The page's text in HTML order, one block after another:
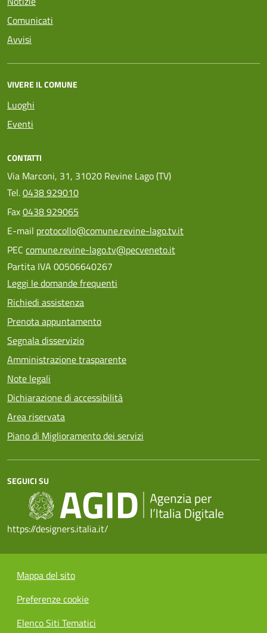
Comunicati
Avvisi
VIVERE IL COMUNE
Luoghi
Eventi
CONTATTI
Via Marconi, 31, 31020 Revine Lago (TV)
Tel.0438 929010
Fax0438 929065
E-mail protocollo@comune.revine-lago.tv.it
PEC comune.revine-lago.tv@pecveneto.it
Partita IVA 00506640267
Leggi le domande frequenti
Richiedi assistenza
Prenota appuntamento
Segnala disservizio
Amministrazione trasparente
Note legali
Dichiarazione di accessibilità
Area riservata
Piano di Miglioramento dei servizi
SEGUICI SU
https://designers.italia.it/
Mappa del sito
Preferenze cookie
Elenco Siti Tematici